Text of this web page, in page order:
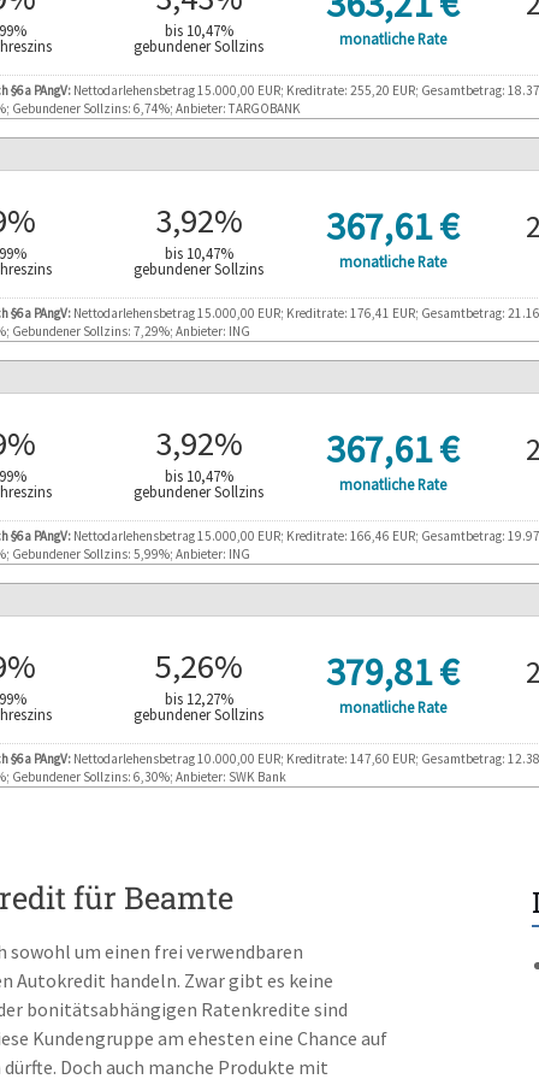
80000 EUR
Monaten
Nettodarlehensbetrag:
Laufzeit:
Effektiver Jahreszins:
Gebundener Sollzins:
Bearbeitungsgebühr:
0
Bank AG
Sondertilgung möglich:
Ratenstundung möglich:
Kreditversicherung:
Verlängerter Widerruf:
bis 10,47%
gebundener Sollzins
monatliche Rate
§6a PAngV:Nettodarlehensbetrag 15.000,00 EUR; Kreditrate: 255,20 EUR; Gesamtbetrag:
Gebundener Sollzins: 6,74%; Anbieter: TARGOBANK
80000 EUR
Repräsentatives Beispiel
Nettodarlehensbetrag:
Laufzeit:
Effektiver Jahreszins:
Gebundener Sollzins:
Bearbeitungsgebühr:
0
Sondertilgung möglich:
Kreditversicherung:
Videoident möglich:
3,92%
bis 10,47%
gebundener Sollzins
367,61 €
monatliche Rate
§6a PAngV:Nettodarlehensbetrag 15.000,00 EUR; Kreditrate: 176,41 EUR; Gesamtbetrag:
Gebundener Sollzins: 7,29%; Anbieter: ING
100000 EUR
Monaten
Repräsentatives Beispiel
Nettodarlehensbetrag:
Laufzeit:
Effektiver Jahreszins:
Gebundener Sollzins:
Bearbeitungsgebühr:
0
Vorteile:
-
Ja
Kreditversicherung:
Verlängerter Widerruf:
Videoident möglich:
3,92%
bis 10,47%
gebundener Sollzins
367,61 €
monatliche Rate
§6a PAngV:Nettodarlehensbetrag 15.000,00 EUR; Kreditrate: 166,46 EUR; Gesamtbetrag:
Gebundener Sollzins: 5,99%; Anbieter: ING
100000 EUR
Monaten
Repräsentatives Beispiel
Nettodarlehensbetrag:
Laufzeit:
Effektiver Jahreszins:
Gebundener Sollzins:
Bearbeitungsgebühr:
0
Produktinformationen
Vorteile:
Sondertilgung möglich:
5,26%
bis 12,27%
gebundener Sollzins
379,81 €
monatliche Rate
§6a PAngV:Nettodarlehensbetrag 10.000,00 EUR; Kreditrate: 147,60 EUR; Gesamtbetrag:
Gebundener Sollzins: 6,30%; Anbieter: SWK Bank
100000 EUR
Effektiver Jahreszins:
Gebundener Sollzins:
Bearbeitungsgebühr:
für Beamte
um einen frei verwendbaren
Autokredit handeln. Zwar gibt es keine
bonitätsabhängigen Ratenkredite sind
Kundengruppe am ehesten eine Chance auf
Doch auch manche Produkte mit